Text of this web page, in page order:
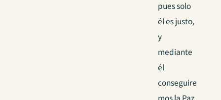
pues solo
él es justo,
y
mediante
él
conseguire